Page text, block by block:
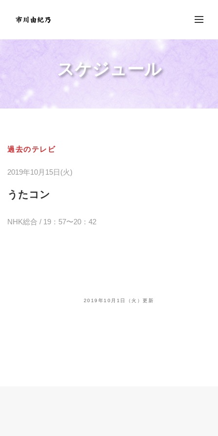
スケジュール
過去のテレビ
2019年10月15日(火)
うたコン
NHK総合 / 19：57〜20：42
2019年10月1日（火）更新